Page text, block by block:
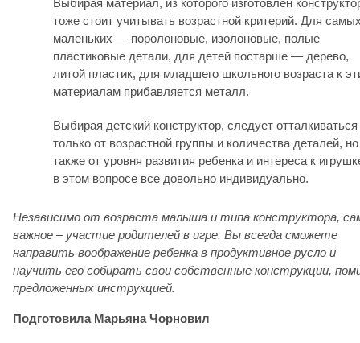
Выбирая материал, из которого изготовлен
тоже стоит учитывать возрастной критерий. Для
маленьких — поролоновые, изолоновые, полые
пластиковые детали, для детей постарше — дерево,
литой пластик, для младшего школьного возраста к
материалам прибавляется металл.
Выбирая детский конструктор, следует отталкиваться
только от возрастной группы и количества деталей, но
также от уровня развития ребенка и интереса к
в этом вопросе все довольно индивидуально.
Независимо от возраста малыша и типа конструктора,
важное – участие родителей в игре. Вы всегда сможете
направить воображение ребенка в продуктивное русло и
научить его собирать свои собственные конструкции,
предложенных инструкцией.
Подготовила Марьяна Чорновил